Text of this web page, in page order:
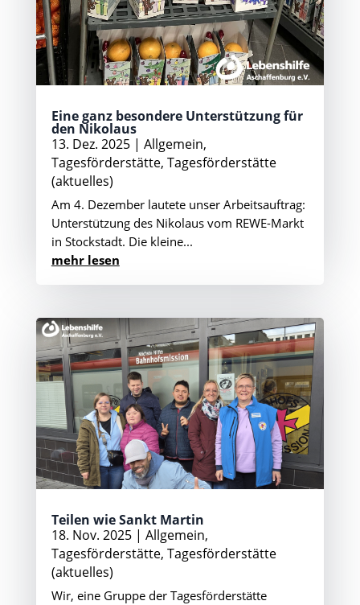
Eine ganz besondere Unterstützung für
den Nikolaus
13. Dez. 2025| Allgemein,
Tagesförderstätte, Tagesförderstätte
(aktuelles)
Am 4. Dezember lautete unser Arbeitsauftrag:
Unterstützung des Nikolaus vom REWE-Markt
in Stockstadt. Die kleine...
mehr lesen
Teilen wie Sankt Martin
18. Nov. 2025| Allgemein,
Tagesförderstätte, Tagesförderstätte
(aktuelles)
Wir, eine Gruppe der Tagesförderstätte